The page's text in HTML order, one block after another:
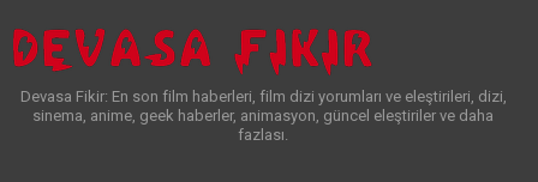
Devasa Fikir: En son film haberleri, film dizi yorumları ve eleştirileri, dizi,
sinema, anime, geek haberler, animasyon, güncel eleştiriler ve daha
fazlası.